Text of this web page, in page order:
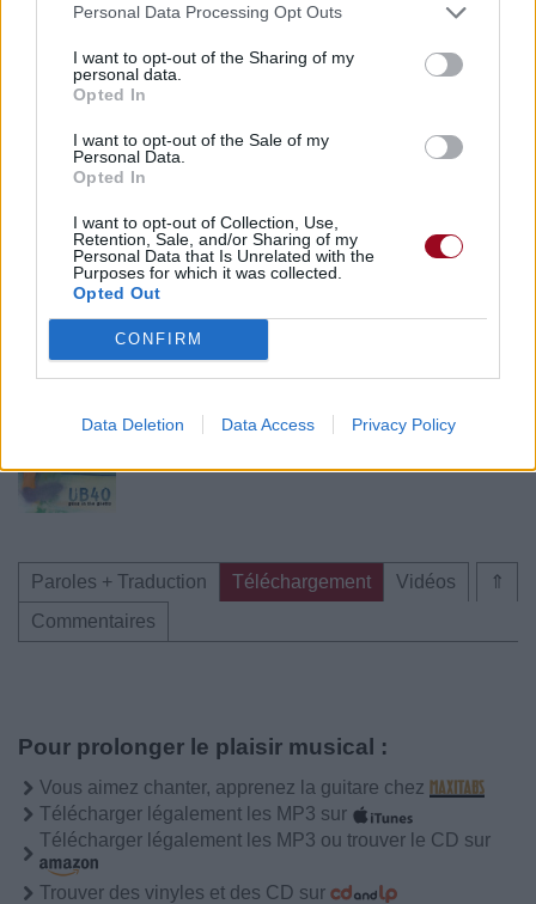
Personal Data Processing Opt Outs
I want to opt-out of the Sharing of my
personal data.
Opted In
I want to opt-out of the Sale of my
Personal Data.
Opted In
I want to opt-out of Collection, Use,
Retention, Sale, and/or Sharing of my
Personal Data that Is Unrelated with the
Purposes for which it was collected.
Opted Out
CONFIRM
Data Deletion Data Access Privacy Policy
Publié parReggaemusic 21082
Chanteurs : UB40
⇑
Paroles + Traduction Téléchargement
Vidéos
Commentaires
Pour prolonger le plaisir musical :
Vous aimez chanter, apprenez la guitare chez
Télécharger légalement les MP3 sur
Télécharger légalement les MP3 ou trouver le CD sur
Trouver des vinyles et des CD sur